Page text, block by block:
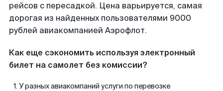
рейсов с пересадкой. Цена варьируется, самая
дорогая из найденных пользователями 9000
рублей авиакомпанией Аэрофлот.
Как еще сэкономить используя электронный
билет на самолет без комиссии?
У разных авиакомпаний услуги по перевозке